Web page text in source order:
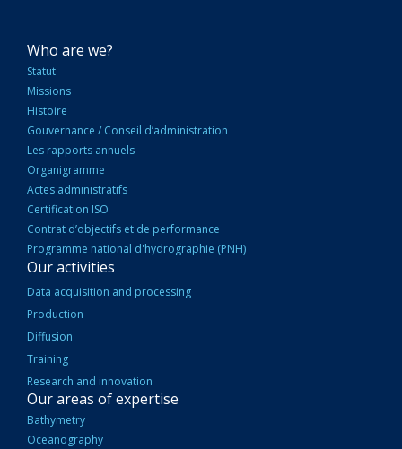
NAVIGATION
PRINCIPALE
Who are we?
Statut
Missions
Histoire
Gouvernance / Conseil d’administration
Les rapports annuels
Organigramme
Actes administratifs
Certification ISO
Contrat d’objectifs et de performance
Programme national d'hydrographie (PNH)
Our activities
Data acquisition and processing
Production
Diffusion
Training
Research and innovation
Our areas of expertise
Bathymetry
Oceanography